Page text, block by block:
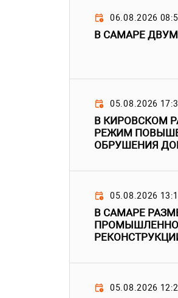
06.08.2026
В САМАРЕ
05.08.2026
В КИРОВСКОМ
РЕЖИМ
ОБРУШЕНИЯ
05.08.2026
В САМАРЕ
05.08.2026